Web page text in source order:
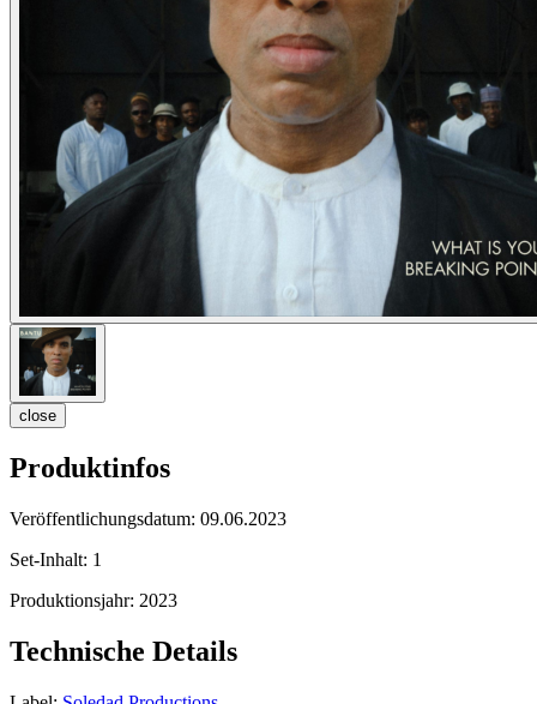
close
Produktinfos
Veröffentlichungsdatum: 09.06.2023
Set-Inhalt: 1
Produktionsjahr: 2023
Technische Details